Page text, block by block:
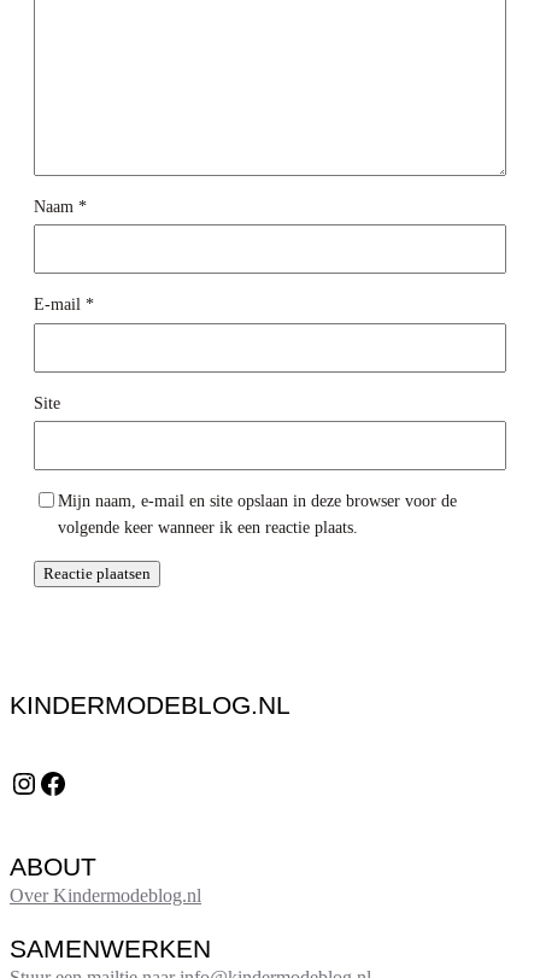
Naam *
E-mail *
Site
Mijn naam, e-mail en site opslaan in deze browser voor de
volgende keer wanneer ik een reactie plaats.
KINDERMODEBLOG.NL
Instagram Facebook
ABOUT
Over Kindermodeblog.nl
SAMENWERKEN